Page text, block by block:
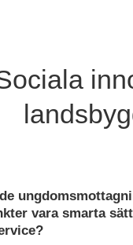
vara smarta